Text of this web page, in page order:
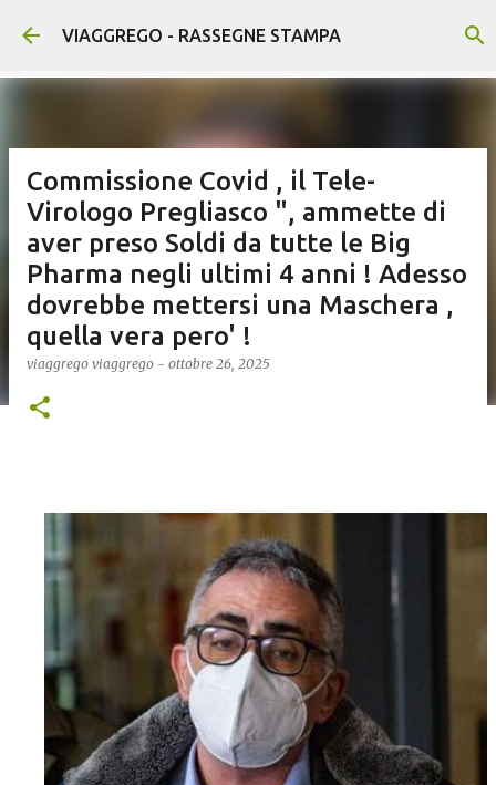
Passa ai contenuti principali
VIAGGREGO - RASSEGNE STAMPA
Commissione Covid , il Tele-
Virologo Pregliasco ", ammette di
aver preso Soldi da tutte le Big
Pharma negli ultimi 4 anni ! Adesso
dovrebbe mettersi una Maschera ,
quella vera pero' !
viaggrego viaggrego - ottobre 26, 2025